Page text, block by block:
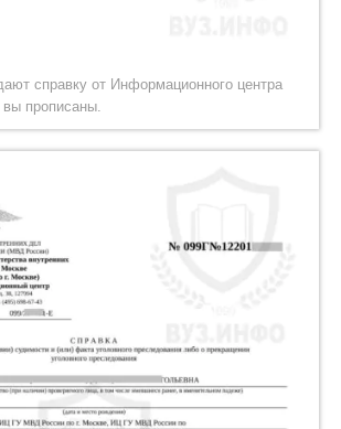
справку от Информационного центра
вы прописаны.